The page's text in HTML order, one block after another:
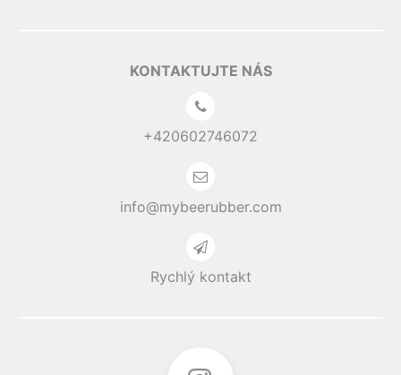
KONTAKTUJTE NÁS
+420602746072
info@mybeerubber.com
Rychlý kontakt